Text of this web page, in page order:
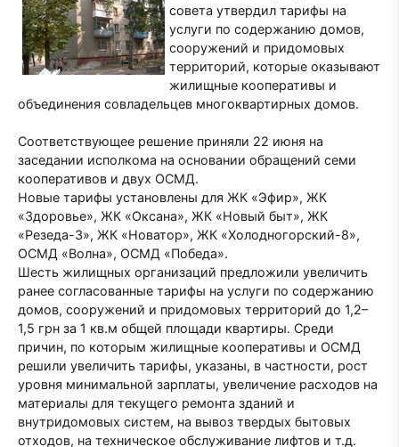
совета утвердил тарифы на
услуги по содержанию домов,
сооружений и придомовых
территорий, которые оказывают
жилищные кооперативы и
объединения совладельцев многоквартирных домов.
Соответствующее решение приняли 22 июня на
заседании исполкома на основании обращений семи
кооперативов и двух ОСМД.
Новые тарифы установлены для ЖК «Эфир», ЖК
«Здоровье», ЖК «Оксана», ЖК «Новый быт», ЖК
«Резеда-3», ЖК «Новатор», ЖК «Холодногорский-8»,
ОСМД «Волна», ОСМД «Победа».
Шесть жилищных организаций предложили увеличить
ранее согласованные тарифы на услуги по содержанию
домов, сооружений и придомовых территорий до 1,2–
1,5 грн за 1 кв.м общей площади квартиры. Среди
причин, по которым жилищные кооперативы и ОСМД
решили увеличить тарифы, указаны, в частности, рост
уровня минимальной зарплаты, увеличение расходов на
материалы для текущего ремонта зданий и
внутридомовых систем, на вывоз твердых бытовых
отходов, на техническое обслуживание лифтов и т.д.